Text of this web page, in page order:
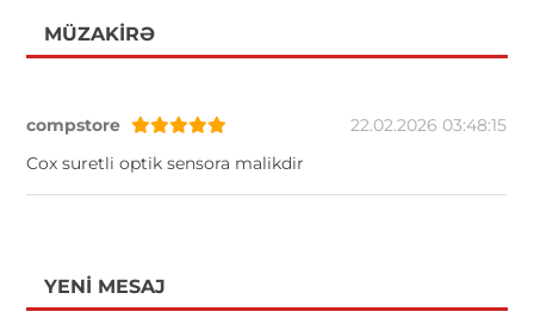
MÜZAKIRƏ
compstore
22.02.2026 03:48:15
Cox suretli optik sensora malikdir
YENI MESAJ